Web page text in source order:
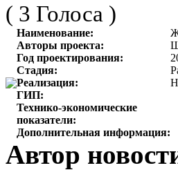
( 3 Голоса )
Наименование:
Авторы проекта:
Год проектирования:
Стадия:
Реализация:
ГИП:
Технико-экономические
показатели:
Дополнительная информация:
Автор